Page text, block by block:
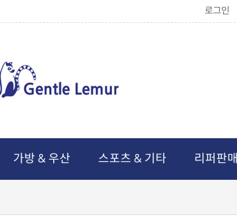
로그인
가방 & 우산 스포츠 & 기타 리퍼판매